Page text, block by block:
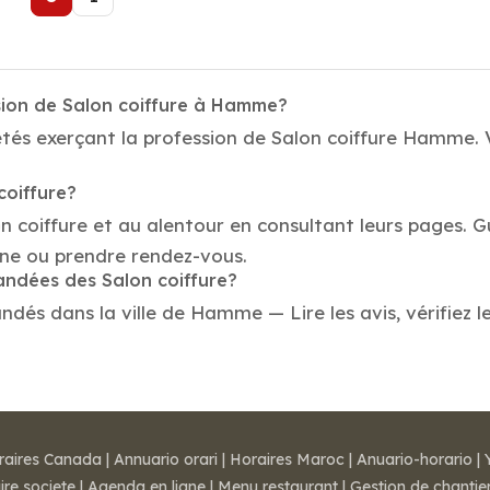
de Salon coiffure à Hamme?
exerçant la profession de Salon coiffure
coiffure et au alentour en consultant leurs pages.
ou prendre rendez-vous.
des Salon coiffure?
dans la ville de Hamme — Lire les avis, vérifiez
Canada | Annuario orari | Horaires Maroc | Anuario-horario |